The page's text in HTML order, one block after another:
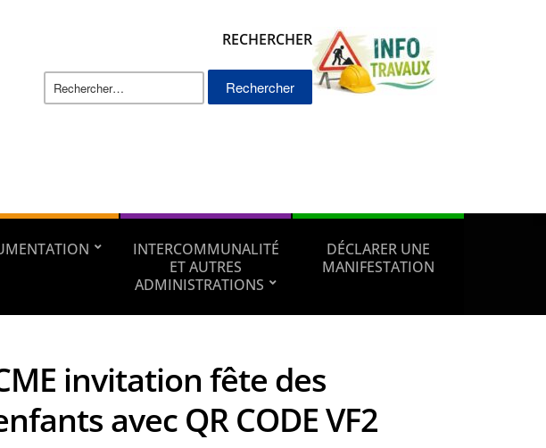
RECHERCHER
Rechercher :
INTERCOMMUNALITÉ
ET AUTRES
ADMINISTRATIONS
DÉCLARER UNE
MANIFESTATION
invitation fête des
avec QR CODE VF2